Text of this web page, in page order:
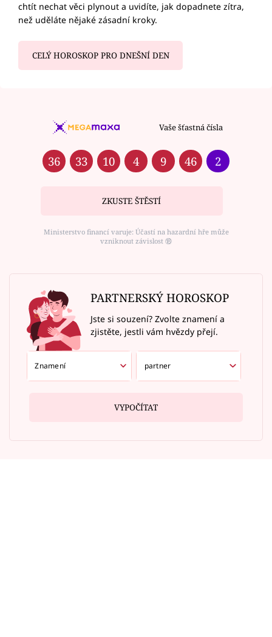
chtít nechat věci plynout a uvidíte, jak dopadnete zítra,
než uděláte nějaké zásadní kroky.
CELÝ HOROSKOP PRO DNEŠNÍ DEN
Vaše šťastná čísla
36 33 10 4 9 46 2
ZKUSTE ŠTĚSTÍ
Ministerstvo financí varuje: Účastí na hazardní hře může
vzniknout závislost ⑱
PARTNERSKÝ HOROSKOP
Jste si souzení? Zvolte znamení a
zjistěte, jestli vám hvězdy přejí.
VYPOČÍTAT